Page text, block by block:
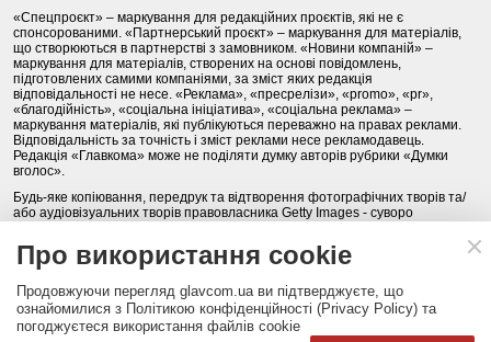
«Спецпроєкт» – маркування для редакційних проєктів, які не є
спонсорованими. «Партнерський проєкт» – маркування для матеріалів,
що створюються в партнерстві з замовником. «Новини компаній» –
маркування для матеріалів, створених на основі повідомлень,
підготовлених самими компаніями, за зміст яких редакція
відповідальності не несе. «Реклама», «пресрелізи», «promo», «pr»,
«благодійність», «соціальна ініціатива», «соціальна реклама» –
маркування матеріалів, які публікуються переважно на правах реклами.
Відповідальність за точність і зміст реклами несе рекламодавець.
Редакція «Главкома» може не поділяти думку авторів рубрики «Думки
вголос».
Будь-яке копіювання, передрук та відтворення фотографічних творів та/
або аудіовізуальних творів правовласника Getty Images - суворо
Політика конфіденційності (Privacy Policy). Правила сайту
КОНТАКТИ НАША КОМАНДА АРХІВ
Партнери:DepositPhotos.com,opendatabot.ua
Про використання cookie
Продовжуючи перегляд glavcom.ua ви підтверджуєте, що
ознайомилися з Політикою конфіденційності (Privacy Policy) та
погоджуєтеся використання файлів cookie